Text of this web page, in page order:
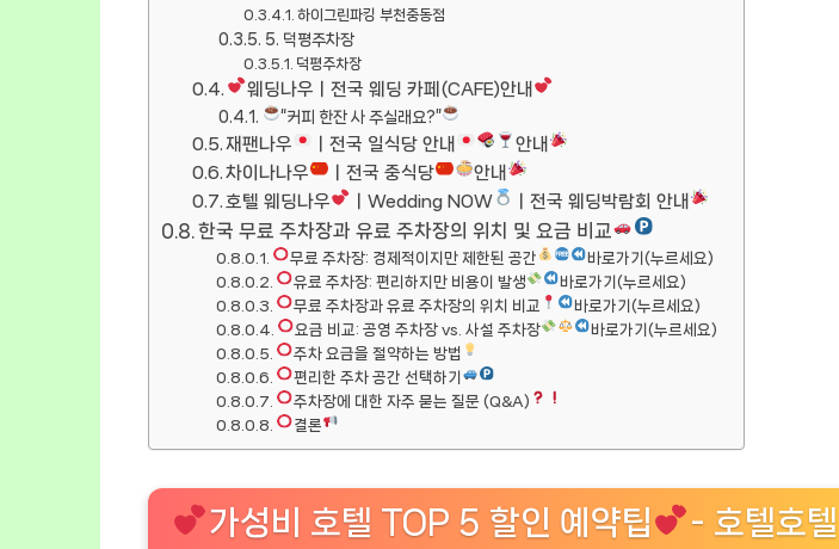
하이그린파킹 부천중동점
5. 덕평주차장
덕평주차장
웨딩나우ㅣ전국 웨딩 카페(CAFE)안내
“커피 한잔 사 주실래요?”
재팬나우 ㅣ전국 일식당 안내
안내
차이나나우
ㅣ전국 중식당
안내
호텔 웨딩나우
ㅣWedding NOW ㅣ전국 웨딩박람회 안내
한국 무료 주차장과 유료 주차장의 위치 및 요금 비교
무료 주차장: 경제적이지만 제한된 공간
바로가기(누르세요)
유료 주차장: 편리하지만 비용이 발생
바로가기(누르세요)
무료 주차장과 유료 주차장의 위치 비교
바로가기(누르세요)
요금 비교: 공영 주차장 vs. 사설 주차장
바로가기(누르세요)
주차 요금을 절약하는 방법
편리한 주차 공간 선택하기
주차장에 대한 자주 묻는 질문 (Q&A)
결론
가성비 호텔 TOP 5 할인 예약팁
- 호텔호텔 |